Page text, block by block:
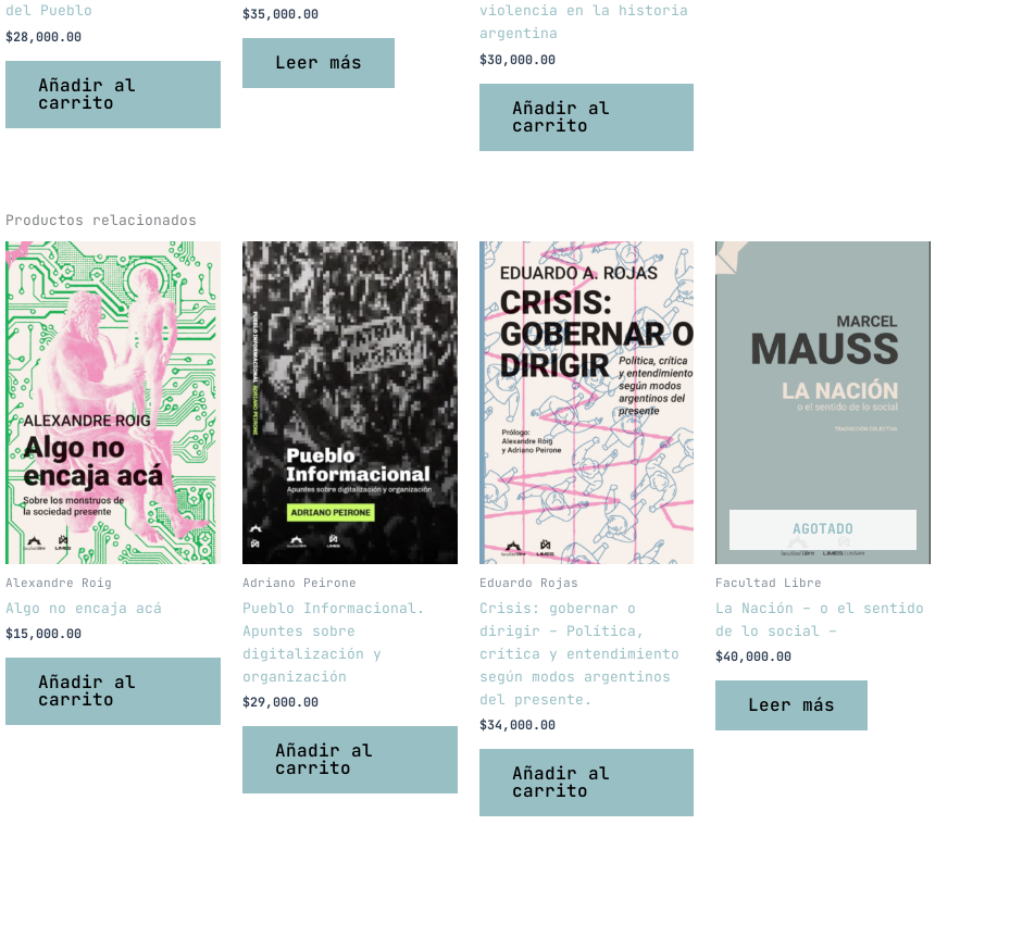
del Pueblo
$28,000.00
Añadir al
carrito
$35,000.00
Leer más
violencia en la historia
argentina
$30,000.00
Añadir al
carrito
Productos relacionados
Alexandre Roig
Algo no encaja acá
$15,000.00
Añadir al
carrito
Adriano Peirone
Pueblo Informacional.
Apuntes sobre
digitalización y
organización
$29,000.00
Añadir al
carrito
Eduardo Rojas
Crisis: gobernar o
dirigir – Política,
crítica y entendimiento
según modos argentinos
del presente.
$34,000.00
Añadir al
carrito
AGOTADO
Facultad Libre
La Nación – o el sentido
de lo social –
$40,000.00
Leer más